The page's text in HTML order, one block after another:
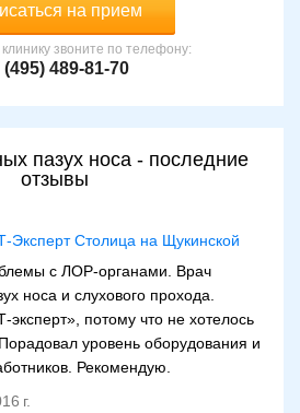
на прием
звоните по телефону:
(495) 489-81-70
пазух носа - последние
отзывы
Эксперт Столица на Щукинской
с ЛОР-органами. Врач
носа и слухового прохода.
потому что не хотелось
уровень оборудования и
Рекомендую.
г.